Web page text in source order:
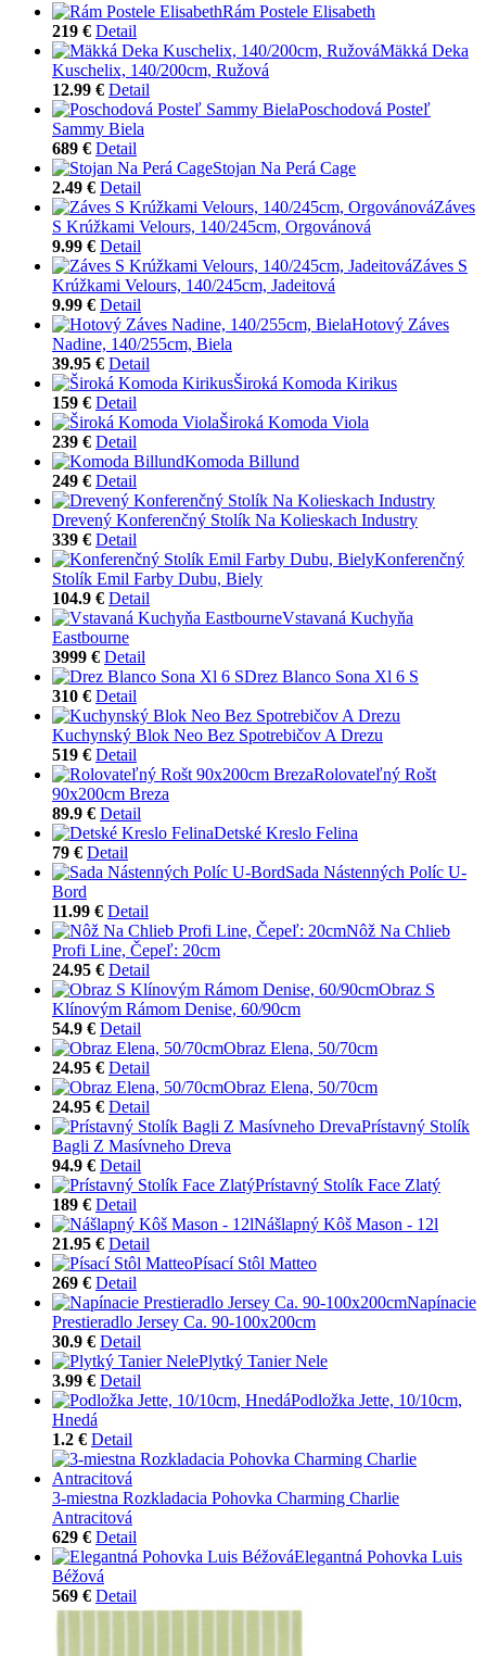
Rám Postele Elisabeth
219 € Detail
Mäkká Deka
Kuschelix, 140/200cm, Ružová
12.99 € Detail
Poschodová Posteľ
Sammy Biela
689 € Detail
Stojan Na Perá Cage
2.49 € Detail
Záves
S Krúžkami Velours, 140/245cm, Orgovánová
9.99 € Detail
Záves S
Krúžkami Velours, 140/245cm, Jadeitová
9.99 € Detail
Hotový Záves
Nadine, 140/255cm, Biela
39.95 € Detail
Široká Komoda Kirikus
159 € Detail
Široká Komoda Viola
239 € Detail
Komoda Billund
249 € Detail
Drevený Konferenčný Stolík Na Kolieskach Industry
339 € Detail
Konferenčný
Stolík Emil Farby Dubu, Biely
104.9 € Detail
Vstavaná Kuchyňa
Eastbourne
3999 € Detail
Drez Blanco Sona Xl 6 S
310 € Detail
Kuchynský Blok Neo Bez Spotrebičov A Drezu
519 € Detail
Rolovateľný Rošt
90x200cm Breza
89.9 € Detail
Detské Kreslo Felina
79 € Detail
Sada Nástenných Políc U-
Bord
11.99 € Detail
Nôž Na Chlieb
Profi Line, Čepeľ: 20cm
24.95 € Detail
Obraz S
Klínovým Rámom Denise, 60/90cm
54.9 € Detail
Obraz Elena, 50/70cm
24.95 € Detail
Obraz Elena, 50/70cm
24.95 € Detail
Prístavný Stolík
Bagli Z Masívneho Dreva
94.9 € Detail
Prístavný Stolík Face Zlatý
189 € Detail
Nášlapný Kôš Mason - 12l
21.95 € Detail
Písací Stôl Matteo
269 € Detail
Napínacie
Prestieradlo Jersey Ca. 90-100x200cm
30.9 € Detail
Plytký Tanier Nele
3.99 € Detail
Podložka Jette, 10/10cm,
Hnedá
1.2 € Detail
3-miestna Rozkladacia Pohovka Charming Charlie
Antracitová
629 € Detail
Elegantná Pohovka Luis
Béžová
569 € Detail